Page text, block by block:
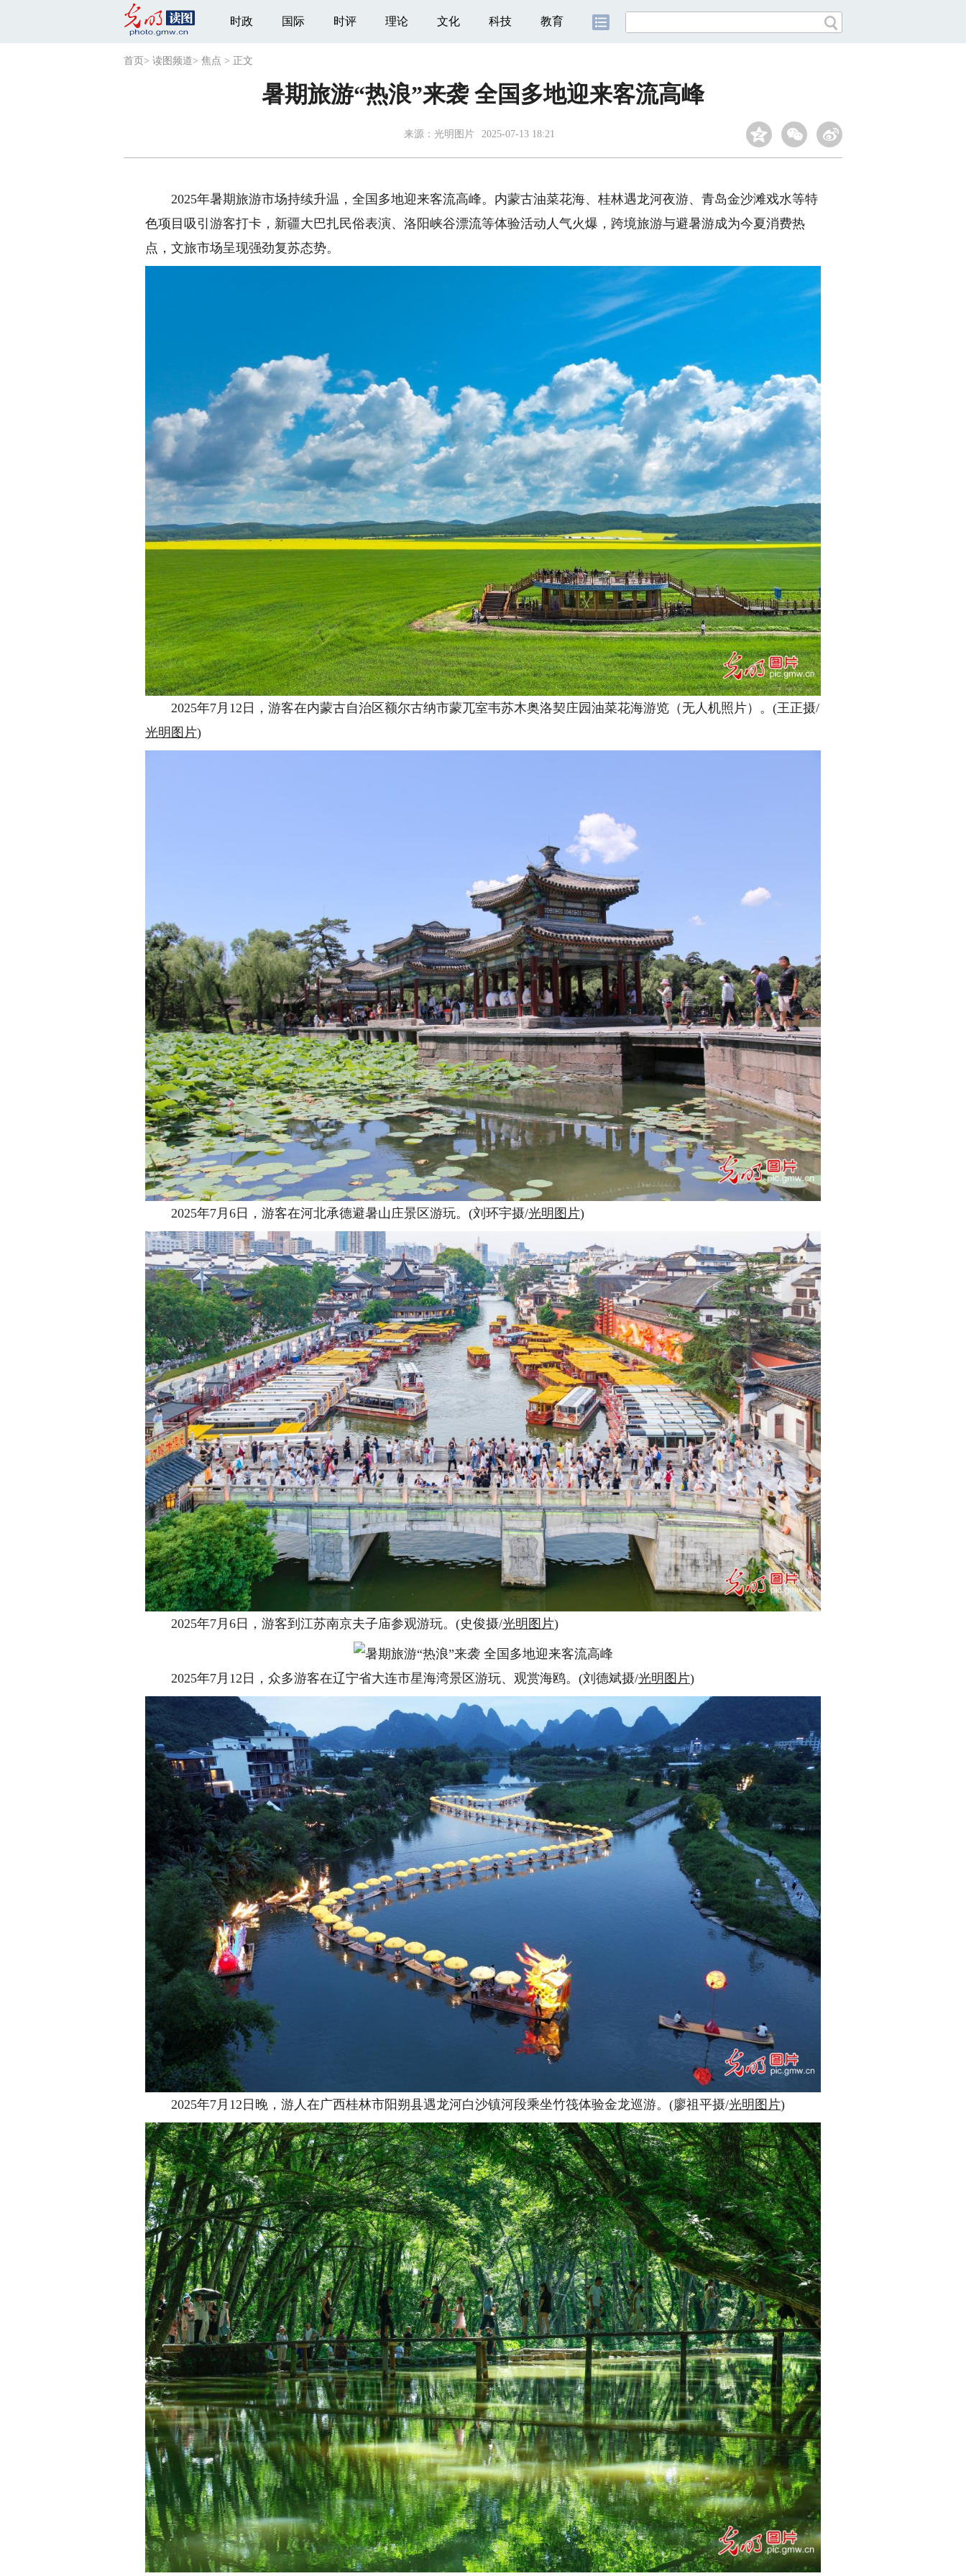
时政 国际 时评 理论 文化 科技 教育
首页 > 读图频道> 焦点 > 正文
暑期旅游“热浪”来袭 全国多地迎来客流高峰
来源： 光明图片 2025-07-13 18:21
2025年暑期旅游市场持续升温，全国多地迎来客流高峰。内蒙古油菜花海、桂林遇龙河夜游、青岛金沙滩戏水等特
色项目吸引游客打卡，新疆大巴扎民俗表演、洛阳峡谷漂流等体验活动人气火爆，跨境旅游与避暑游成为今夏消费热
点，文旅市场呈现强劲复苏态势。
2025年7月12日，游客在内蒙古自治区额尔古纳市蒙兀室韦苏木奥洛契庄园油菜花海游览（无人机照片）。(王正摄/
光明图片)
2025年7月6日，游客在河北承德避暑山庄景区游玩。(刘环宇摄/光明图片)
2025年7月6日，游客到江苏南京夫子庙参观游玩。(史俊摄/光明图片)
2025年7月12日，众多游客在辽宁省大连市星海湾景区游玩、观赏海鸥。(刘德斌摄/光明图片)
2025年7月12日晚，游人在广西桂林市阳朔县遇龙河白沙镇河段乘坐竹筏体验金龙巡游。(廖祖平摄/光明图片)